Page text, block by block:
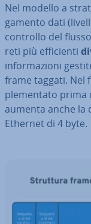
Nel modello a
ga­men­to dati
controllo del
reti più ef­fi­cien­ti
in­for­ma­zio­ni
frame taggati. Nel
ple­men­ta­to prima
aumenta anche la
Ethernet di 4 byte.